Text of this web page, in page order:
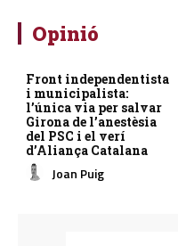
Opinió
Front independentista
i municipalista:
l’única via per salvar
Girona de l’anestèsia
del PSC i el verí
d’Aliança Catalana
Joan Puig